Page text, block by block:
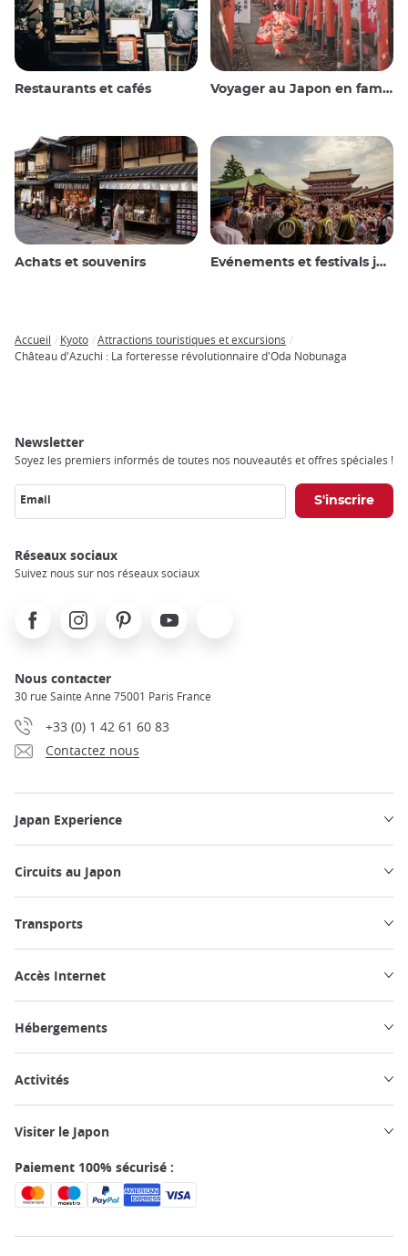
Restaurants et cafés Voyager au Japon en famille
Achats et souvenirs Evénements et festivals japonais
Breadcrumb
Accueil Kyoto
Attractions touristiques et excursions
Château d'Azuchi : La forteresse révolutionnaire d'Oda Nobunaga
Newsletter
Soyez les premiers informés de toutes nos nouveautés et offres spéciales !
Email
Réseaux sociaux
Suivez nous sur nos réseaux sociaux
FacebookInstagramPinterest Youtube
Nous contacter
30 rue Sainte Anne 75001 Paris France
+33 (0) 1 42 61 60 83
Contactez nous
Japan Experience
Circuits au Japon
Transports
Accès Internet
Hébergements
Activités
Visiter le Japon
Paiement 100% sécurisé :